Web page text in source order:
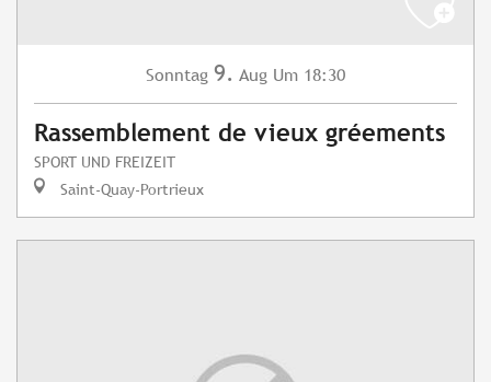
Sonntag 9. Aug Um 18:30
Rassemblement de vieux gréements
SPORT UND FREIZEIT
Saint-Quay-Portrieux